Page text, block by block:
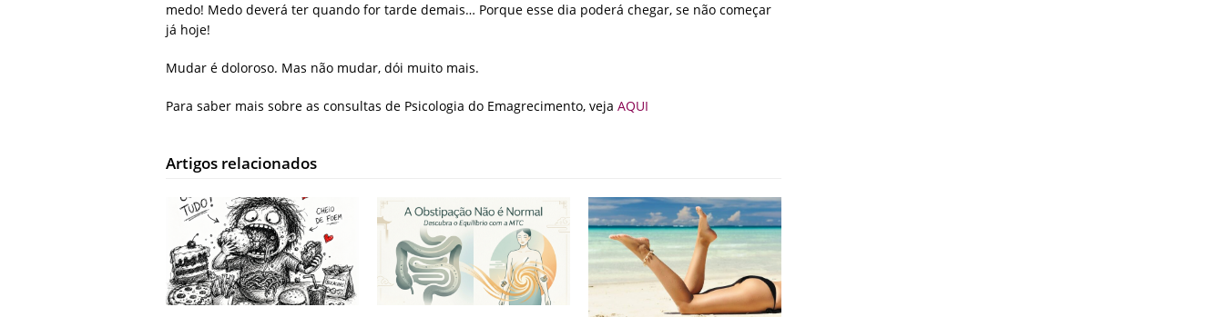
medo! Medo deverá ter quando for tarde demais… Porque esse dia poderá chegar, se não começar
já hoje!
Mudar é doloroso. Mas não mudar, dói muito mais.
Para saber mais sobre as consultas de Psicologia do Emagrecimento, veja AQUI
Artigos relacionados